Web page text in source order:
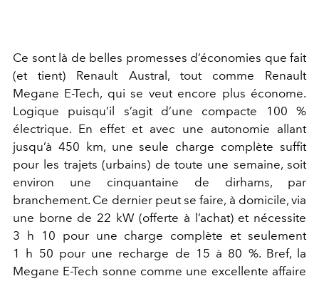
Ce sont là de belles promesses d’économies que fait
(et tient) Renault Austral, tout comme Renault
Megane E-Tech, qui se veut encore plus économe.
Logique puisqu’il s’agit d’une compacte 100 %
électrique. En effet et avec une autonomie allant
jusqu’à 450 km, une seule charge complète suffit
pour les trajets (urbains) de toute une semaine, soit
environ une cinquantaine de dirhams, par
branchement. Ce dernier peut se faire, à domicile, via
une borne de 22 kW (offerte à l’achat) et nécessite
3 h 10 pour une charge complète et seulement
1 h 50 pour une recharge de 15 à 80 %. Bref, la
Megane E-Tech sonne comme une excellente affaire